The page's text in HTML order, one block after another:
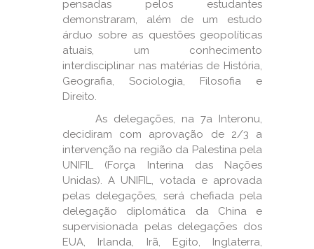
pensadas pelos estudantes
demonstraram, além de um estudo
árduo sobre as questões geopolíticas
atuais, um conhecimento
interdisciplinar nas matérias de História,
Geografia, Sociologia, Filosofia e
Direito.
As delegações, na 7a Interonu,
decidiram com aprovação de 2/3 a
intervenção na região da Palestina pela
UNIFIL (Força Interina das Nações
Unidas). A UNIFIL, votada e aprovada
pelas delegações, será chefiada pela
delegação diplomática da China e
supervisionada pelas delegações dos
EUA, Irlanda, Irã, Egito, Inglaterra,